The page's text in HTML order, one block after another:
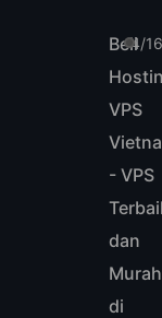
4/
Beli
VPS
- VPS
dan
Murah
di